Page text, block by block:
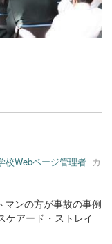
校Webページ管理者 カ
ンの方が事故の事例
ケアード・ストレイ